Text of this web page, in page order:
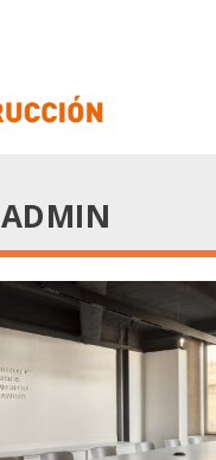
ADMIN